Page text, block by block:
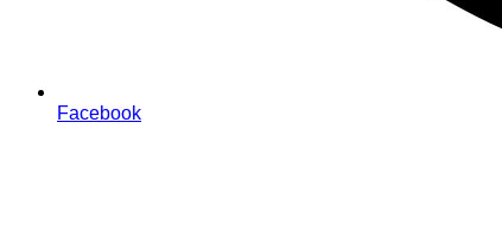
Facebook